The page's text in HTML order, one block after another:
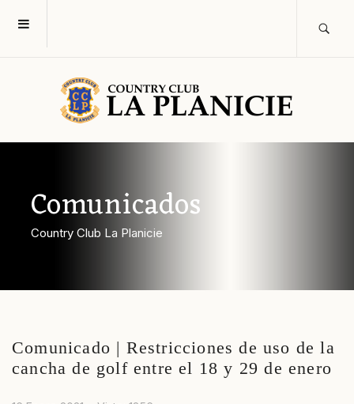
Comunicados
Country Club La Planicie
Comunicado | Restricciones de uso de la
cancha de golf entre el 18 y 29 de enero